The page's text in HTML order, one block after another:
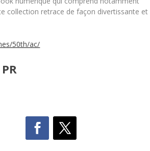
collection retrace de façon divertissante et
50th/ac/